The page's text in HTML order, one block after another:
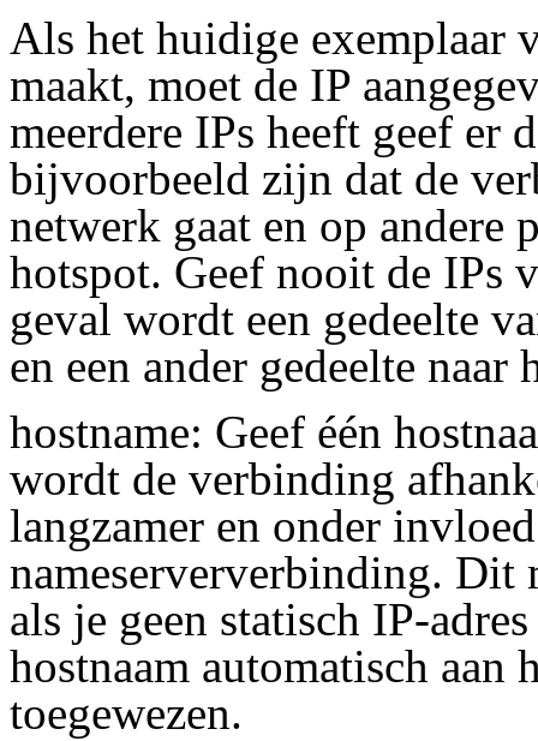
Als het huidige exemplaar
maakt, moet de IP
meerdere IPs heeft geef er
bijvoorbeeld zijn dat de
netwerk gaat en op andere
hotspot. Geef nooit de IPs
geval wordt een gedeelte
en een ander gedeelte naar
hostname: Geef één
wordt de verbinding
langzamer en onder
nameserververbinding. Dit
als je geen statisch IP-
hostnaam automatisch aan
toegewezen.